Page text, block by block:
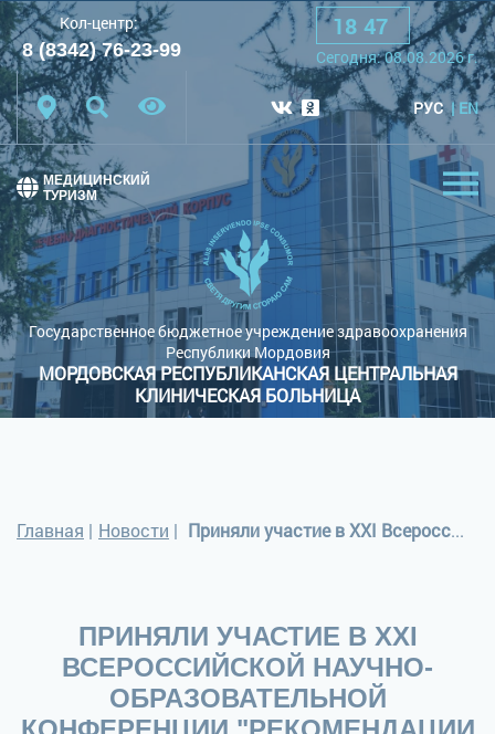
Шрифт: A A A
Цветовая схема: Черная схема
Обычный сайт
Кол-центр:
8 (8342) 76-23-99
18 47
Cегодня:08.08.2026г.
РУС EN
Государственное бюджетное учреждение здравоохранения
Республики Мордовия
МОРДОВСКАЯ РЕСПУБЛИКАНСКАЯ ЦЕНТРАЛЬНАЯ
КЛИНИЧЕСКАЯ БОЛЬНИЦА
МЕДИЦИНСКИЙ
ТУРИЗМ
Главная | Новости | Приняли участие в ХХI Всероссийской научно-образовательной конференции "Рекомендации и индивидуальные подходы в анестезиологии и реаниматологии"
ПРИНЯЛИ УЧАСТИЕ В ХХI
ВСЕРОССИЙСКОЙ НАУЧНО-
ОБРАЗОВАТЕЛЬНОЙ